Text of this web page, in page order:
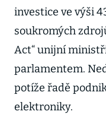
investice ve výši
soukromých
Act“ unijní
parlamentem.
potíže řadě
elektroniky.